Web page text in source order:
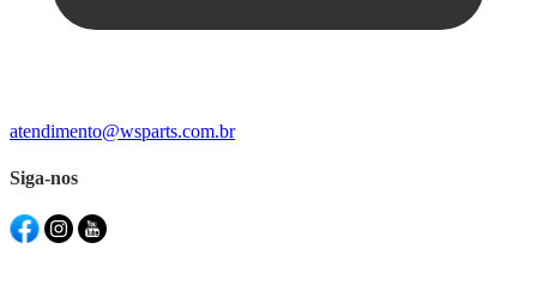
atendimento@wsparts.com.br
Siga-nos